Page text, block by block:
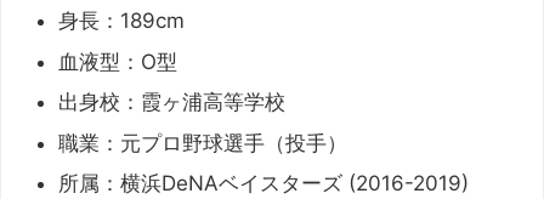
身長：189cm
血液型：O型
出身校：霞ヶ浦高等学校
職業：元プロ野球選手（投手）
所属：横浜DeNAベイスターズ (2016-2019)